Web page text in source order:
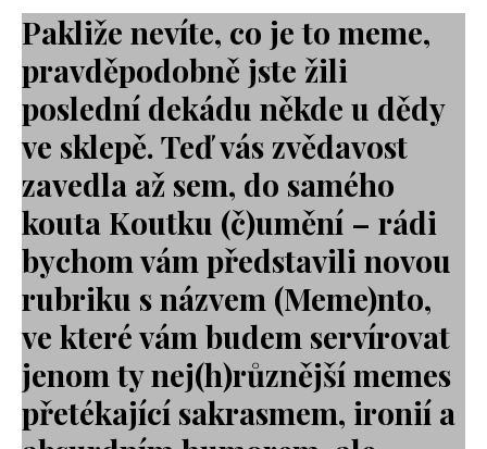
Pakliže nevíte, co je to meme,
pravděpodobně jste žili
poslední dekádu někde u dědy
ve sklepě. Teď vás zvědavost
zavedla až sem, do samého
kouta Koutku (č)umění – rádi
bychom vám představili novou
rubriku s názvem (Meme)nto,
ve které vám budem servírovat
jenom ty nej(h)různější memes
přetékající sakrasmem, ironií a